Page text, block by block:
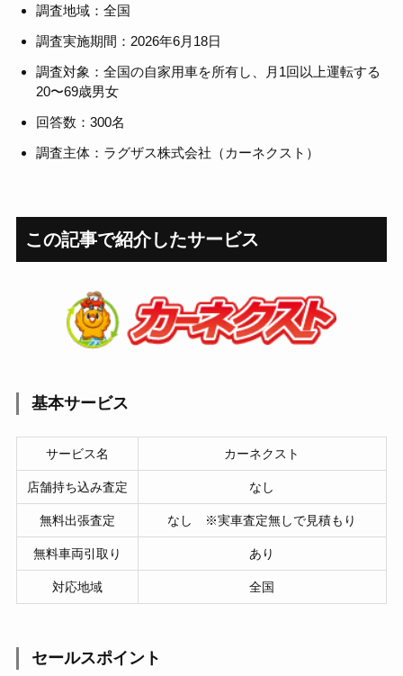
調査地域：全国
調査実施期間：2026年6月18日
調査対象：全国の自家用車を所有し、月1回以上運転する
20〜69歳男女
回答数：300名
調査主体：ラグザス株式会社（カーネクスト）
この記事で紹介したサービス
基本サービス
サービス名 カーネクスト
店舗持ち込み査定 なし
無料出張査定 なし ※実車査定無しで見積もり
無料車両引取り あり
対応地域 全国
セールスポイント